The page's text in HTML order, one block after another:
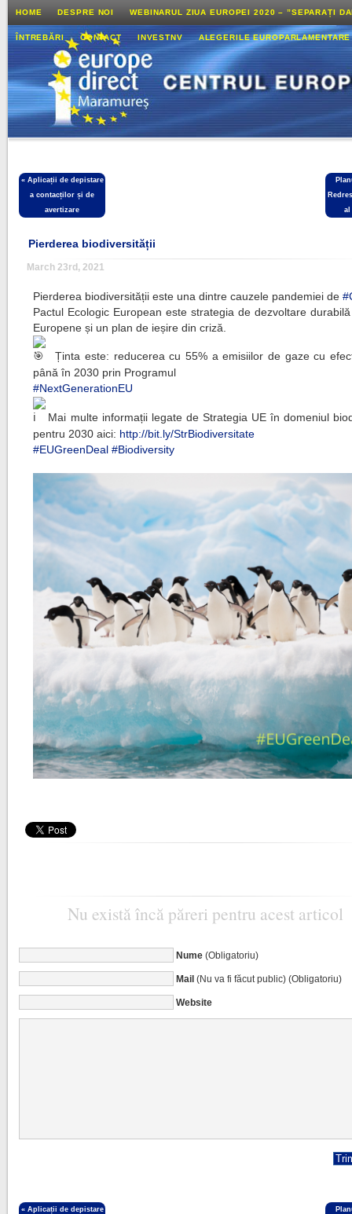
HOME DESPRE NOI WEBINARUL ZIUA EUROPEI 2020 – ”SEPARAȚI
ÎNTREBĂRI CONTACT INVESTNV ALEGERILE
« Aplicații de depistare
a contacților și de
avertizare
al
Pierderea biodiversității
March 23rd, 2021
Pierderea biodiversității este una dintre cauzele pandemiei de
Pactul Ecologic European este strategia de dezvoltare
Europene și un plan de ieșire din criză.
Ținta este: reducerea cu 55% a emisiilor de gaze cu
până în 2030 prin Programul
#NextGenerationEU
Mai multe informații legate de Strategia UE în domeniul
pentru 2030 aici: http://bit.ly/StrBiodiversitate
#EUGreenDeal #Biodiversity
Nu există încă păreri pentru acest articol
Nume(Obligatoriu)
Mail(Nu va fi făcut public) (Obligatoriu)
Website
« Aplicații de depistare